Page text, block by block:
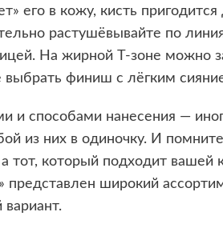
его в кожу, кисть
растушёвывайте по
На жирной Т‑зоне можно
финиш с лёгким
и способами нанесения —
из них в одиночку. И
тот, который подходит вашей
представлен широкий